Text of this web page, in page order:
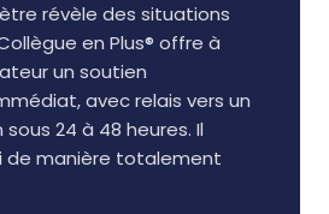
révèle des situations
en Plus® offre à
un soutien
avec relais vers un
24 à 48 heures. Il
de manière totalement